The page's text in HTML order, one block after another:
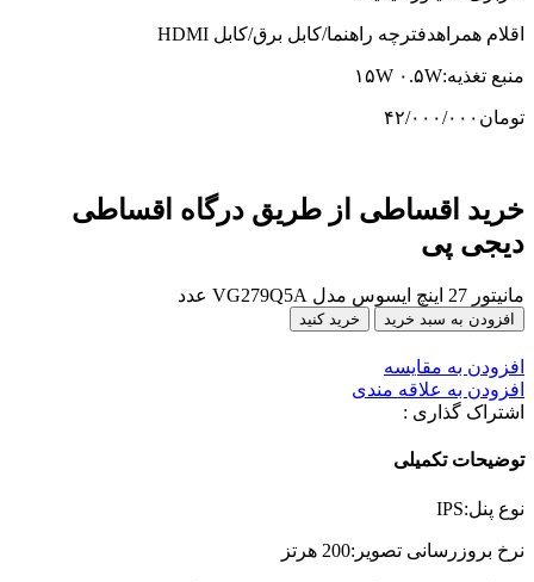
اقلام همراهدفترچه‌ راهنما/کابل برق/کابل HDMI
منبع تغذیه:۱۵W ۰.۵W
تومان ۴۲/۰۰۰/۰۰۰
خرید اقساطی از طریق درگاه اقساطی
دیجی پی
مانیتور 27 اینچ ایسوس مدل VG279Q5A عدد
افزودن به سبد خرید خرید کنید
افزودن به مقایسه
افزودن به علاقه مندی
اشتراک گذاری :
توضیحات تکمیلی
نوع پنل:IPS
نرخ بروزرسانی تصویر:200 هرتز